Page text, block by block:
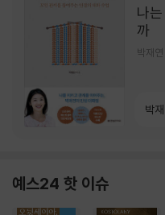
나
까
박재연
박
예스24 핫 이슈